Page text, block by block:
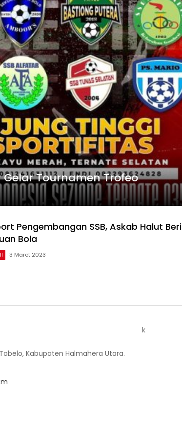
Gelar Tournamen Trofeo
Pengembangan SSB, Askab Halut Beri
Bola
3 Maret 2023
Kabupaten Halmahera Utara.
k